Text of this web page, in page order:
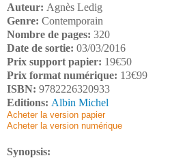
Auteur: Agnès Ledig
Genre: Contemporain
Nombre de pages: 320
Date de sortie: 03/03/2016
Prix support papier: 19€50
Prix format numérique: 13€99
ISBN: 9782226320933
Editions: Albin Michel
Acheter la version papier
Acheter la version numérique
Synopsis: